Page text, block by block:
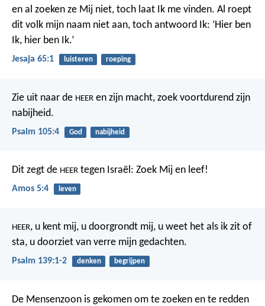
en al zoeken ze Mij niet, toch laat Ik me vinden. Al roept
dit volk mijn naam niet aan, toch antwoord Ik: ‘Hier ben
Ik, hier ben Ik.’
Jesaja 65:1 luisteren roeping
Zie uit naar de HEER en zijn macht, zoek voortdurend zijn
nabijheid.
Psalm 105:4 God nabijheid
Dit zegt de HEER tegen Israël: Zoek Mij en leef!
Amos 5:4 leven
HEER, u kent mij, u doorgrondt mij, u weet het als ik zit of
sta, u doorziet van verre mijn gedachten.
Psalm 139:1-2 denken begrijpen
De Mensenzoon is gekomen om te zoeken en te redden